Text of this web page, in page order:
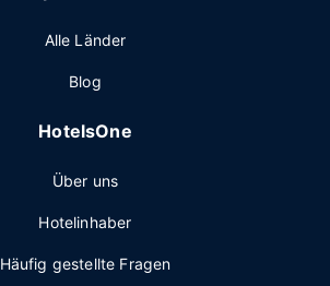
Alle Länder
Blog
HotelsOne
Über uns
Hotelinhaber
Häufig gestellte Fragen